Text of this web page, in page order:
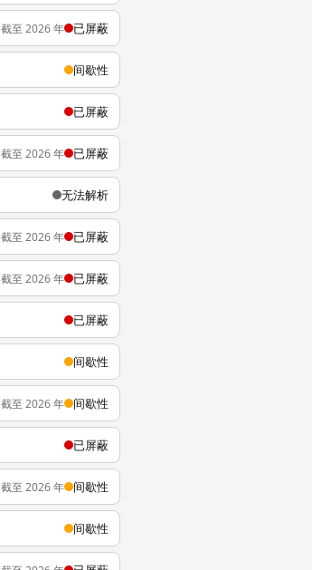
截至 2026 年 已屏蔽
间歇性
已屏蔽
截至 2026 年 已屏蔽
无法解析
截至 2026 年 已屏蔽
截至 2026 年 已屏蔽
已屏蔽
间歇性
截至 2026 年 间歇性
已屏蔽
截至 2026 年 间歇性
间歇性